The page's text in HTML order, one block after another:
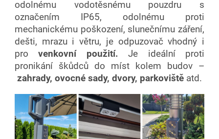
odolnému vodotěsnému pouzdru s
označením IP65, odolnému proti
mechanickému poškození, slunečnímu záření,
dešti, mrazu i větru, je odpuzovač vhodný i
provenkovní použití. Je ideální proti
pronikání škůdců do míst kolem budov –
zahrady, ovocné sady, dvory, parkoviště atd.